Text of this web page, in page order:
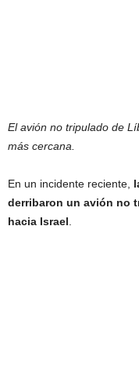
El avión no tripulado de
más cercana.
En un incidente reciente,
derribaron un avión no
hacia Israel